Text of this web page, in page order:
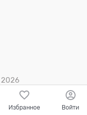
Избранное Войти